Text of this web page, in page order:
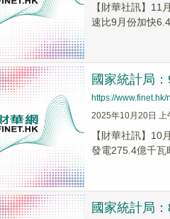
【財華社訊】
速比9月份加快
國家統計局
https://
2025年10月20日 上
【財華社訊】
發電275.4億千瓦
國家統計局